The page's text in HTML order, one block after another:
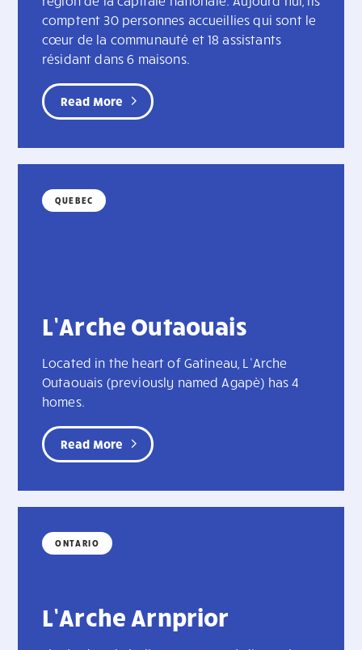
comptent 30 personnes accueillies qui sont le
cœur de la communauté et 18 assistants
résidant dans 6 maisons.
Read More
QUEBEC
L’Arche Outaouais
Located in the heart of Gatineau, L’Arche
Outaouais (previously named Agapè) has 4
homes.
Read More
ONTARIO
L’Arche Arnprior